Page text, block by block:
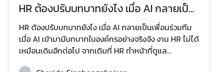
HR ต้องปรับบทบาทยังไง เมื่อ AI กลายเป็น
เพื่อนร่วมทีม
HR ต้องปรับบทบาทยังไง เมื่อ AI กลายเป็นเพื่อนร่วมทีม
เมื่อ AI เข้ามามีบทบาทในองค์กรอย่างจริงจัง งาน HR ไม่ได้
เหมือนเดิมอีกต่อไป จากเดิมที่ HR ทำหน้าที่ดูแล